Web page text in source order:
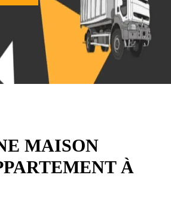
MAISON
À